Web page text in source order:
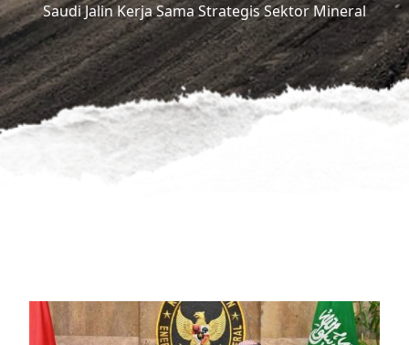
Saudi Jalin Kerja Sama Strategis Sektor Mineral